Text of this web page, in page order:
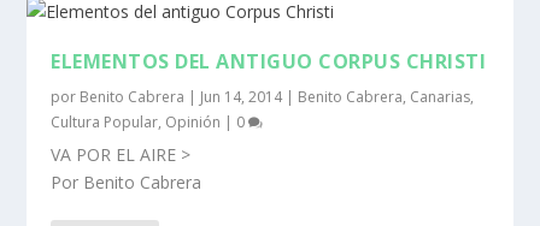
ELEMENTOS DEL ANTIGUO CORPUS CHRISTI
por Benito Cabrera | Jun 14, 2014| Benito Cabrera, Canarias,
Cultura Popular, Opinión | 0
VA POR EL AIRE >
Por Benito Cabrera